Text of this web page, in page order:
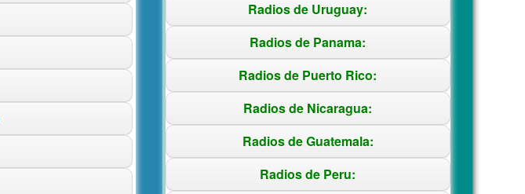
Radios de Uruguay:
Radios de Panama:
Radios de Puerto Rico:
Radios de Nicaragua:
Radios de Guatemala:
Radios de Peru: